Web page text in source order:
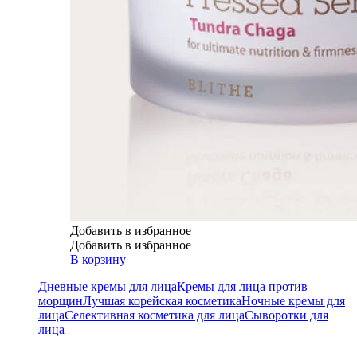
Добавить в избранное
Добавить в избранное
В корзину
Дневные кремы для лицаКремы для лица против
морщинЛучшая корейская косметикаНочные кремы для
лицаСелективная косметика для лицаСыворотки для
лица